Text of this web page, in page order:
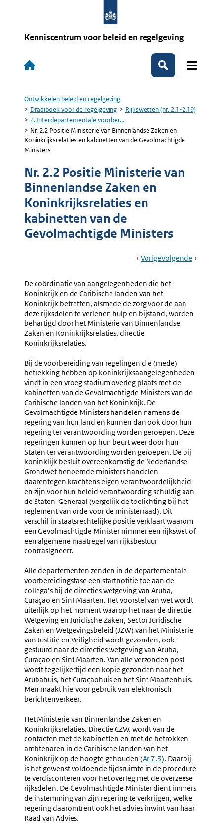
Kenniscentrum voor beleid en regelgeving
Hoofdnavigatie
Zoeken
Kruimelpad
Ontwikkelen beleid en regelgeving
Draaiboek voor de regelgeving
Rijkswetten (nr. 2.1-2.19)
2. Interdepartementale voorber...
Nr. 2.2 Positie Ministerie van Binnenlandse Zaken en
Koninkrijksrelaties en kabinetten van de Gevolmachtigde
Ministers
Nr. 2.2 Positie Ministerie van
Binnenlandse Zaken en
Koninkrijksrelaties en
kabinetten van de
Gevolmachtigde Ministers
Book
Ga
VorigePagina:
Voorbereiding
(nr.
2.2-
2.3)
Ga
Volgende Pagina:
De coördinatie van aangelegenheden die het
Koninkrijk en de Caribische landen van het
Koninkrijk betreffen, alsmede de zorg voor de aan
deze rijksdelen te verlenen hulp en bijstand, worden
behartigd door het Ministerie van Binnenlandse
Zaken en Koninkrijksrelaties, directie
Koninkrijksrelaties.
Bij de voorbereiding van regelingen die (mede)
betrekking hebben op koninkrijksaangelegenheden
vindt in een vroeg stadium overleg plaats met de
kabinetten van de Gevolmachtigde Ministers van de
Caribische landen van het Koninkrijk. De
Gevolmachtigde Ministers handelen namens de
regering van hun land en kunnen dan ook door hun
regering ter verantwoording worden geroepen. Deze
regeringen kunnen op hun beurt weer door hun
Staten ter verantwoording worden geroepen. De bij
koninklijk besluit overeenkomstig de Nederlandse
Grondwet benoemde ministers handelen
daarentegen krachtens eigen verantwoordelijkheid
en zijn voor hun beleid verantwoording schuldig aan
de Staten-Generaal (vergelijk de toelichting bij het
reglement van orde voor de ministerraad). Dit
verschil in staatsrechtelijke positie verklaart waarom
een Gevolmachtigde Minister nimmer een rijkswet of
een algemene maatregel van rijksbestuur
contrasigneert.
Alle departementen zenden in de departementale
voorbereidingsfase een startnotitie toe aan de
collega’s bij de directies wetgeving van Aruba,
Curaçao en Sint Maarten. Het voorstel van wet wordt
uiterlijk op het moment waarop het naar de directie
Wetgeving en Juridische Zaken, Sector Juridische
Zaken en Wetgevingsbeleid (JZW) van het Ministerie
van Justitie en Veiligheid wordt gezonden, ook
gestuurd naar de directies wetgeving van Aruba,
Curaçao en Sint Maarten. Van alle verzonden post
wordt tegelijkertijd een kopie gezonden naar het
Arubahuis, het Curaçaohuis en het Sint Maartenhuis.
Men maakt hiervoor gebruik van elektronisch
berichtenverkeer.
Het Ministerie van Binnenlandse Zaken en
Koninkrijksrelaties, Directie CZW, wordt van de
contacten met de kabinetten en met de betrokken
ambtenaren in de Caribische landen van het
Koninkrijk op de hoogte gehouden (Ar 7.3). Daarbij
is het gewenst voldoende tijdsruimte in de procedure
te verdisconteren voor het overleg met de overzeese
rijksdelen. De Gevolmachtigde Minister dient immers
de instemming van zijn regering te verkrijgen, welke
regering daaromtrent ook het advies inwint van haar
Raad van Advies.